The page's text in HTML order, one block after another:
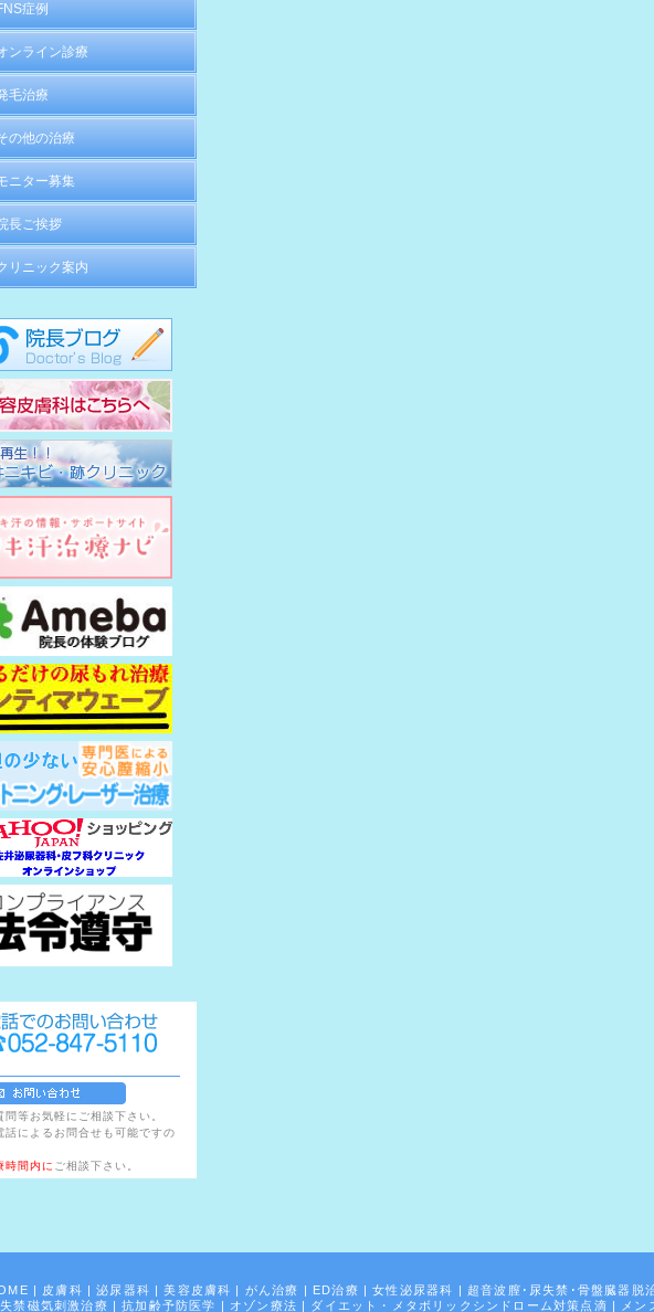
症例
ンライン診療
毛治療
の他の治療
ニター募集
長ご挨拶
リニック案内
問等お気軽にご相談下さい。
話によるお問合せも可能ですの
時間内に ご相談下さい。
| 皮膚科 | 泌尿器科 | 美容皮膚科 | がん治療 | ED治療 | 女性泌尿器科 | 超音波膣･尿失禁･骨盤臓器脱
禁磁気刺激治療 | 抗加齢予防医学 | オゾン療法 | ダイエット・メタボリックシンドローム対策点滴 | メン